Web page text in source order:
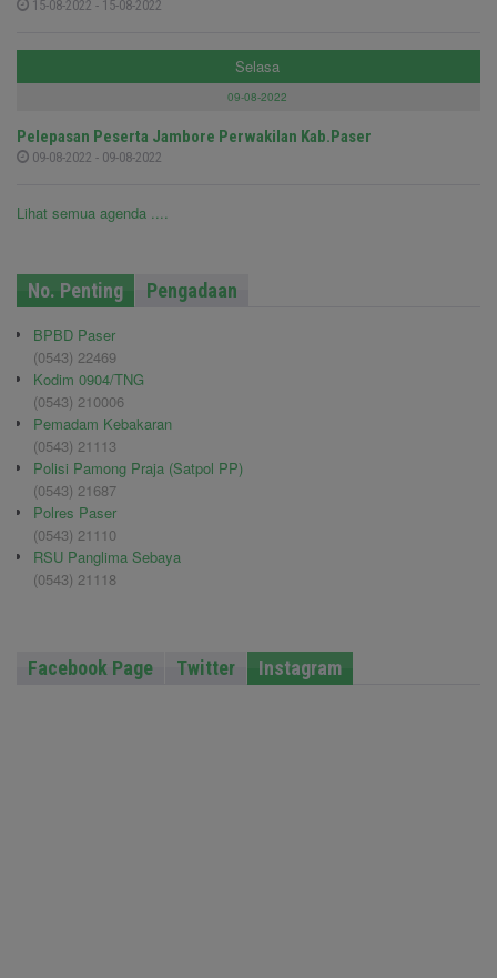
15-08-2022 - 15-08-2022
Selasa
09-08-2022
Pelepasan Peserta Jambore Perwakilan Kab.Paser
09-08-2022 - 09-08-2022
Lihat semua agenda ....
No. Penting Pengadaan
BPBD Paser
(0543) 22469
Kodim 0904/TNG
(0543) 210006
Pemadam Kebakaran
(0543) 21113
Polisi Pamong Praja (Satpol PP)
(0543) 21687
Polres Paser
(0543) 21110
RSU Panglima Sebaya
(0543) 21118
Facebook Page Twitter Instagram